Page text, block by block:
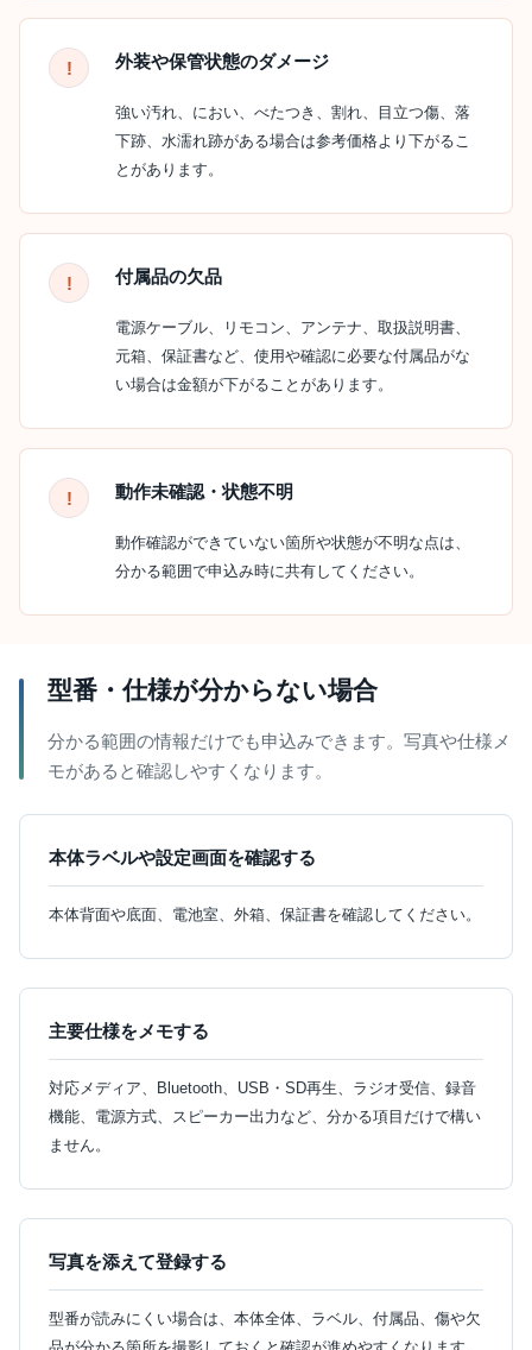
外装や保管状態のダメージ
強い汚れ、におい、べたつき、割れ、目立つ傷、落
下跡、水濡れ跡がある場合は参考価格より下がるこ
とがあります。
付属品の欠品
電源ケーブル、リモコン、アンテナ、取扱説明書、
元箱、保証書など、使用や確認に必要な付属品がな
い場合は金額が下がることがあります。
動作未確認・状態不明
動作確認ができていない箇所や状態が不明な点は、
分かる範囲で申込み時に共有してください。
型番・仕様が分からない場合
分かる範囲の情報だけでも申込みできます。写真や仕様メ
モがあると確認しやすくなります。
本体ラベルや設定画面を確認する
本体背面や底面、電池室、外箱、保証書を確認してください。
主要仕様をメモする
対応メディア、Bluetooth、USB・SD再生、ラジオ受信、録音
機能、電源方式、スピーカー出力など、分かる項目だけで構い
ません。
写真を添えて登録する
型番が読みにくい場合は、本体全体、ラベル、付属品、傷や欠